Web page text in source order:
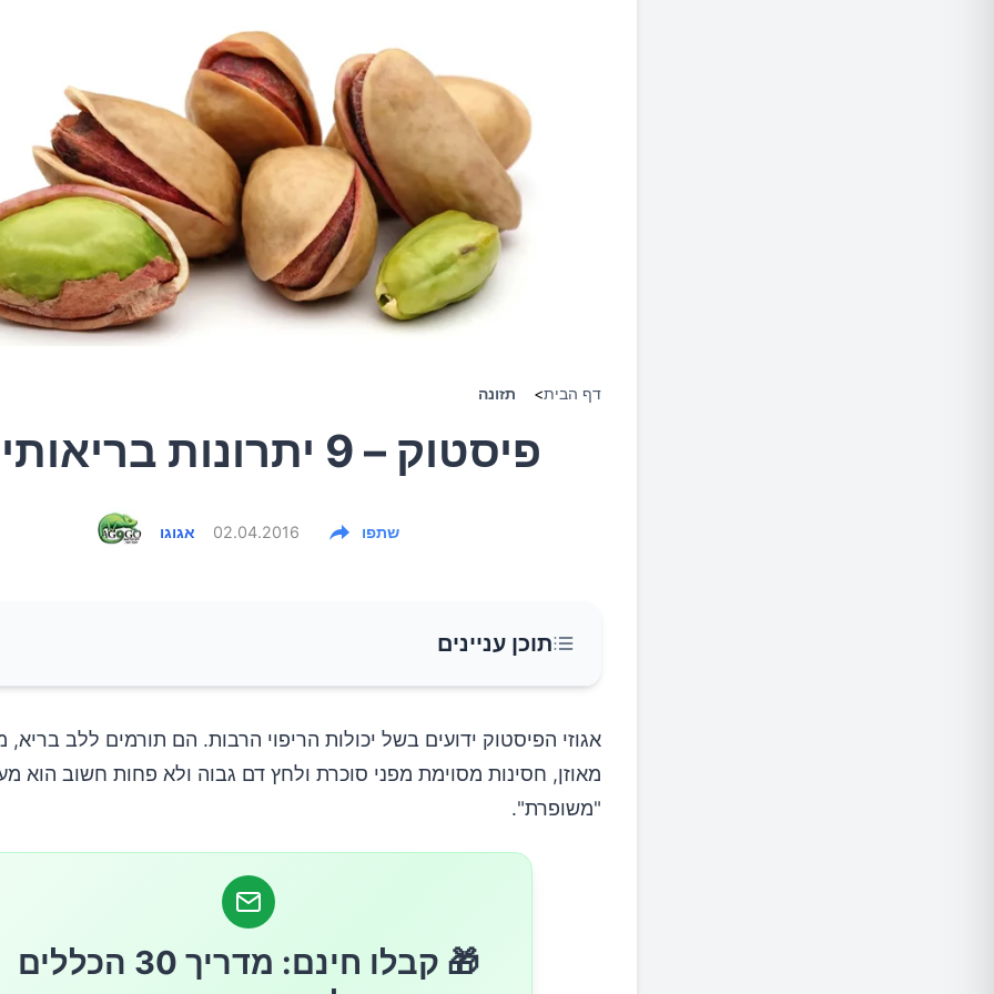
דף הבית> תזונה
פיסטוק – 9 יתרונות בריאותיים
אגוגו 02.04.2016 שתפו
תוכן עניינים
הערך התזונתי של הפיסטוק
התרומה הבריאותית של הפיסטוק
אגוזי הפיסטוק ידועים בשל יכולות הריפוי הרבות. הם תורמים ללב
מאוזן, חסינות מסוימת מפני סוכרת ולחץ דם גבוה ולא פחות חשוב הוא
"משופרת".
🎁 קבלו חינם: מדריך 30 הכללים